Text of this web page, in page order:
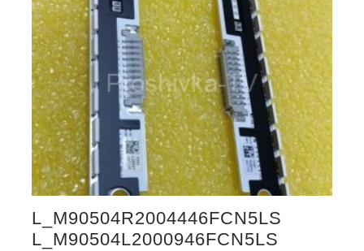
L_M90504R2004446FCN5LS
L_M90504L2000946FCN5LS